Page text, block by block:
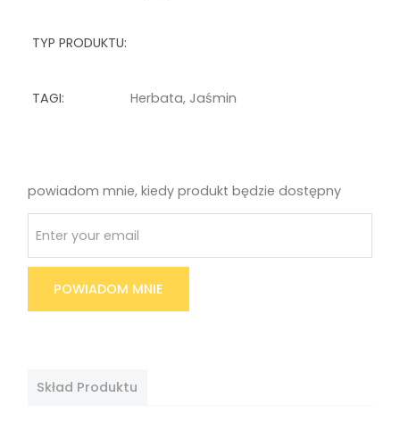
TYP PRODUKTU:
TAGI: Herbata, Jaśmin
powiadom mnie, kiedy produkt będzie dostępny
POWIADOM MNIE
Skład Produktu